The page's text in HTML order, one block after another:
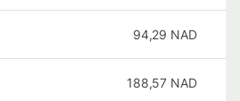
94,29 NAD
188,57 NAD